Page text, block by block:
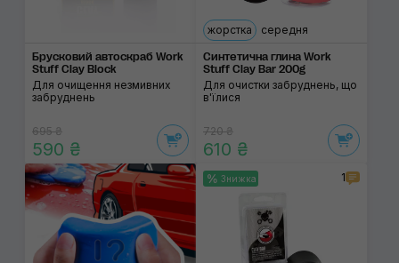
Брусковий автоскраб Work
Stuff Clay Block
Для очищення незмивних
забруднень
695 ₴
590 ₴
жорстка середня
Синтетична глина Work
Stuff Clay Bar 200g
Для очистки забруднень, що
в'їлися
720 ₴
610 ₴
Знижка 1